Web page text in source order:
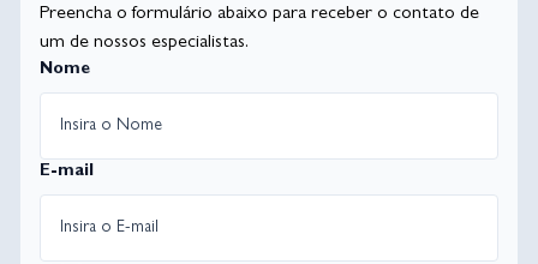
Preencha o formulário abaixo para receber o contato de
um de nossos especialistas.
Nome
E-mail